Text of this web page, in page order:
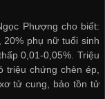
Phượng cho biết:
phụ nữ tuổi sinh
0,01-0,05%. Triệu
triệu chứng chèn ép,
tử cung, bảo tồn tử